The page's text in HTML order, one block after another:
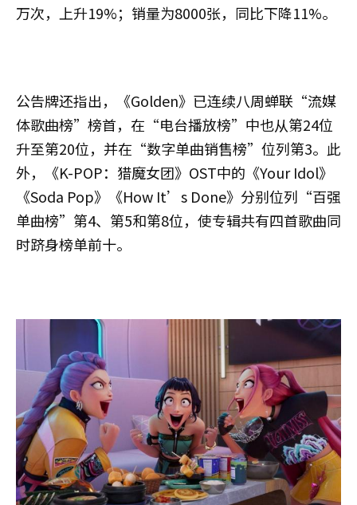
万次，上升19%；销量为8000张，同比下降11%。
公告牌还指出，《Golden》已连续八周蝉联“流媒
体歌曲榜”榜首，在“电台播放榜”中也从第24位
升至第20位，并在“数字单曲销售榜”位列第3。此
外，《K-POP：猎魔女团》OST中的《Your Idol》
《Soda Pop》《How It’s Done》分别位列“百强
单曲榜”第4、第5和第8位，使专辑共有四首歌曲同
时跻身榜单前十。